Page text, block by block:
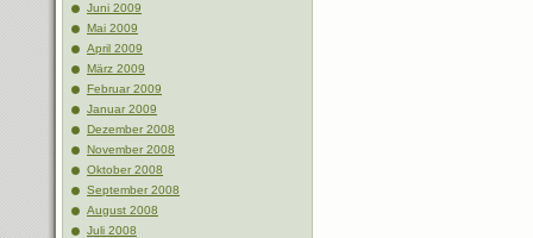
Juni 2009
Mai 2009
April 2009
März 2009
Februar 2009
Januar 2009
Dezember 2008
November 2008
Oktober 2008
September 2008
August 2008
Juli 2008